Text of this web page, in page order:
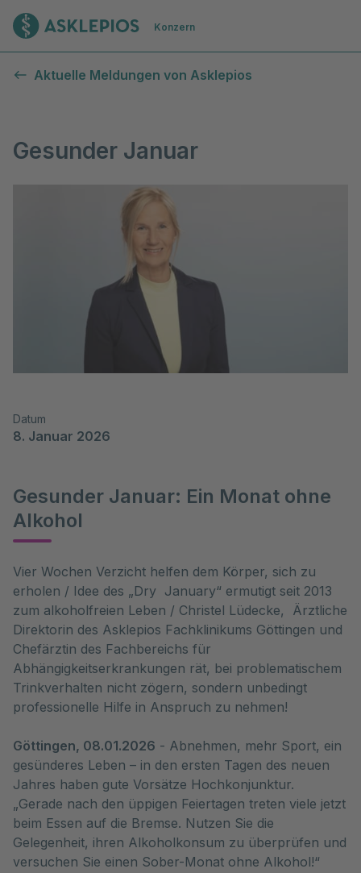
Zur Startseite
Konzern
Aktuelle Meldungen von Asklepios
Gesunder Januar
Datum
8. Januar 2026
Gesunder Januar: Ein Monat ohne
Alkohol
Vier Wochen Verzicht helfen dem Körper, sich zu
erholen / Idee des „Dry  January“ ermutigt seit 2013
zum alkoholfreien Leben / Christel Lüdecke,  Ärztliche
Direktorin des Asklepios Fachklinikums Göttingen und
Chefärztin des Fachbereichs für
Abhängigkeitserkrankungen rät, bei problematischem
Trinkverhalten nicht zögern, sondern unbedingt
professionelle Hilfe in Anspruch zu nehmen!
Göttingen, 08.01.2026 - Abnehmen, mehr Sport, ein
gesünderes Leben – in den ersten Tagen des neuen
Jahres haben gute Vorsätze Hochkonjunktur.
„Gerade nach den üppigen Feiertagen treten viele jetzt
beim Essen auf die Bremse. Nutzen Sie die
Gelegenheit, ihren Alkoholkonsum zu überprüfen und
versuchen Sie einen Sober-Monat ohne Alkohol!“